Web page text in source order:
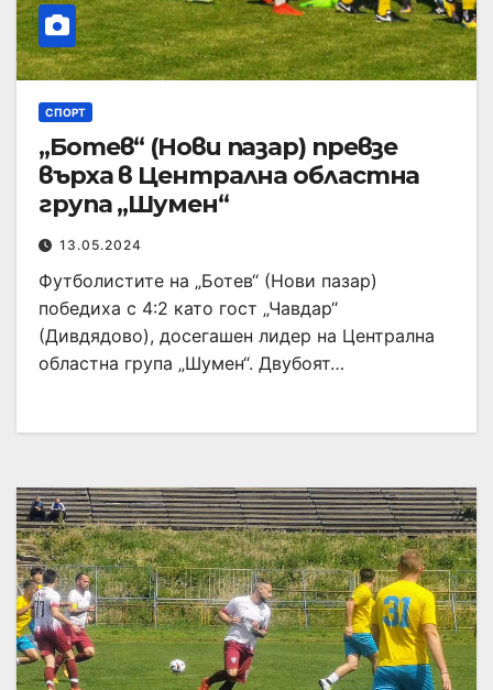
СПОРТ
„Ботев“ (Нови пазар) превзе
върха в Централна областна
група „Шумен“
13.05.2024
Футболистите на „Ботев“ (Нови пазар)
победиха с 4:2 като гост „Чавдар“
(Дивдядово), досегашен лидер на Централна
областна група „Шумен“. Двубоят…